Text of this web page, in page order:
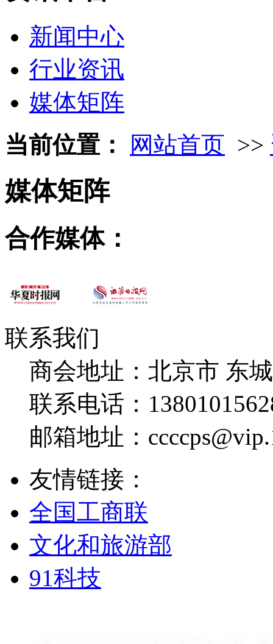
新闻中心
行业资讯
媒体矩阵
当前位置：
网站首页 >>
媒体矩阵
合作媒体：
联系我们
商会地址： 北京市 东
联系电话：
邮箱地址：
友情链接：
全国工商联
文化和旅游部
91科技